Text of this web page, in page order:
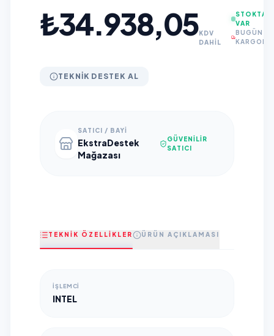
₺34.938,05KDV
DAHİL
STOKTA
VAR
BUGÜN
KARGODA
TEKNIK DESTEK AL
SATICI / BAYI
EkstraDestek
Mağazası
GÜVENILIR
SATICI
TEKNİK ÖZELLİKLER ÜRÜN AÇIKLAMASI
İŞLEMCI
INTEL